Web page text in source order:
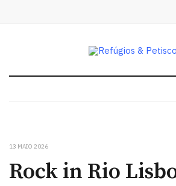
13 MAIO 2026
Rock in Rio